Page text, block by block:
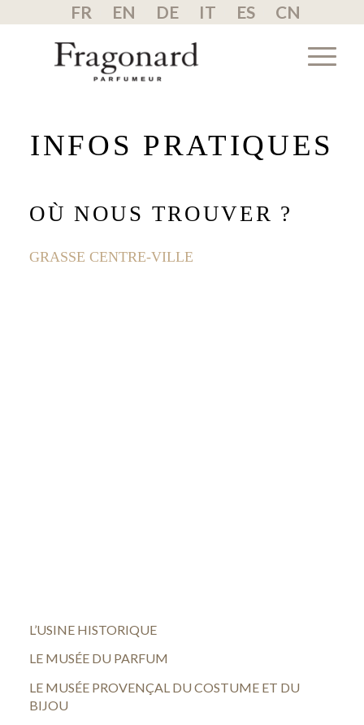
FR EN DE IT ES CN
INFOS PRATIQUES
OÙ NOUS TROUVER ?
GRASSE CENTRE-VILLE
L’USINE HISTORIQUE
LE MUSÉE DU PARFUM
LE MUSÉE PROVENÇAL DU COSTUME ET DU
BIJOU